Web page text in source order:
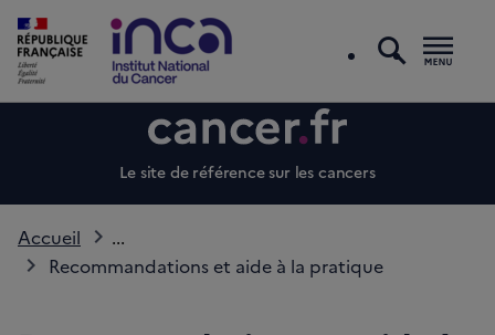
Le site de référence sur les cancers
Accueil
...
Recommandations et aide à la pratique